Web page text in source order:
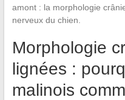
amont : la morphologie
nerveux du chien.
Morphologie
lignées :
malinois